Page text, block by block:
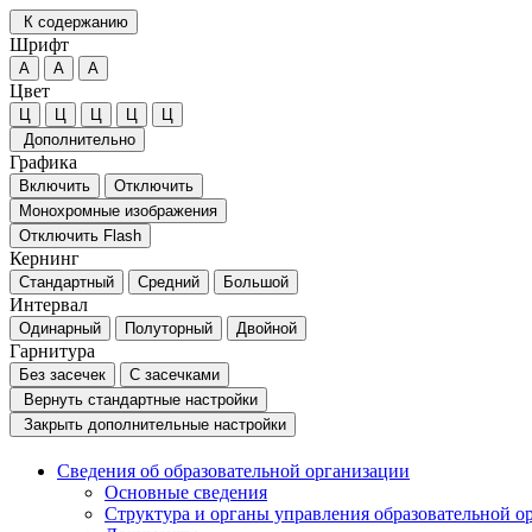
К содержанию
Шрифт
А А А
Цвет
Ц Ц Ц Ц
Ц
Дополнительно
Графика
Включить
Отключить
Монохромные изображения
Отключить Flash
Кернинг
Стандартный Средний Большой
Интервал
Одинарный Полуторный Двойной
Гарнитура
Без засечек
С засечками
Вернуть стандартные настройки
Закрыть дополнительные настройки
Сведения об образовательной организации
Основные сведения
Структура и органы управления образовательной